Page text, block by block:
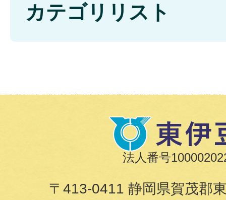
カテゴリリスト
法人番号
〒413-0411 静岡県賀茂郡